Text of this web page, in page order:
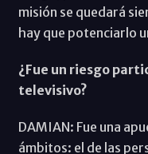
misión se quedará
hay que potenciarlo
¿Fue un riesgo
televisivo?
DAMIAN: Fue una
ámbitos: el de las